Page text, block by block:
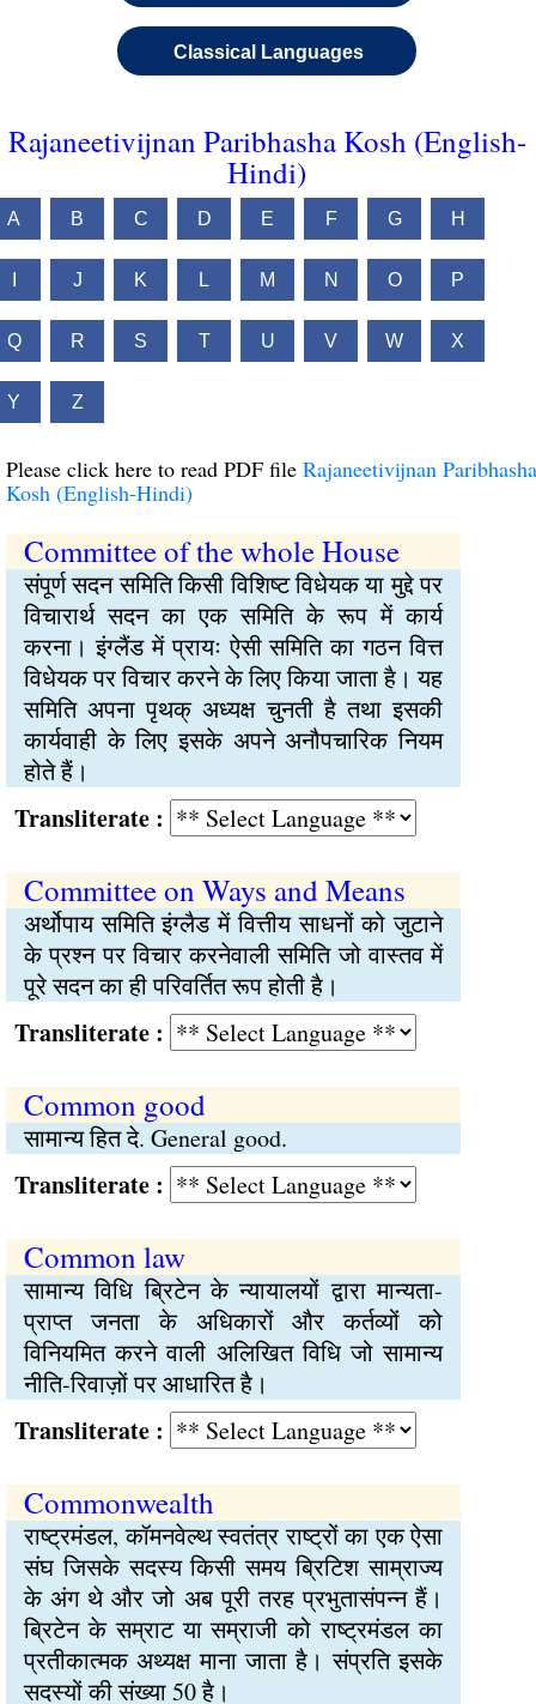
Classical Languages
Rajaneetivijnan Paribhasha Kosh (English-
Hindi)
A B C D E F G H
J K L M N O P
Q R S T U V W X
Y Z
Please click here to read PDF file Rajaneetivijnan Paribhasha
Kosh (English-Hindi)
Committee of the whole House
संपूर्ण सदन समिति किसी विशिष्ट विधेयक या मुद्दे पर
विचारार्थ सदन का एक समिति के रूप में कार्य
करना। इंग्लैंड में प्रायः ऐसी समिति का गठन वित्त
विधेयक पर विचार करने के लिए किया जाता है। यह
समिति अपना पृथक् अध्यक्ष चुनती है तथा इसकी
कार्यवाही के लिए इसके अपने अनौपचारिक नियम
होते हैं।
:
Committee on Ways and Means
अर्थोपाय समिति इंग्लैड में वित्तीय साधनों को जुटाने
के प्रश्न पर विचार करनेवाली समिति जो वास्तव में
पूरे सदन का ही परिवर्तित रूप होती है।
:
Common good
सामान्य हित दे. General good.
:
Common law
सामान्य विधि ब्रिटेन के न्यायालयों द्वारा मान्यता-
प्राप्त जनता के अधिकारों और कर्तव्यों को
विनियमित करने वाली अलिखित विधि जो सामान्य
नीति-रिवाज़ों पर आधारित है।
:
Commonwealth
राष्ट्रमंडल, कॉमनवेल्थ स्वतंत्र राष्ट्रों का एक ऐसा
संघ जिसके सदस्य किसी समय ब्रिटिश साम्राज्य
के अंग थे और जो अब पूरी तरह प्रभुतासंपन्न हैं।
ब्रिटेन के सम्राट या सम्राजी को राष्ट्रमंडल का
प्रतीकात्मक अथ्यक्ष माना जाता है। संप्रति इसके
सदस्यों की संख्या 50 है।